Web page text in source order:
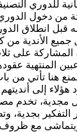
للدوري
من دخول
قبل انطلاق
الأندية
المشاركة على
المنتهية
هنا تأتي من
هؤلاء إلى
مجدية، تخدم
التفكير
ويتماشى مع ظروف